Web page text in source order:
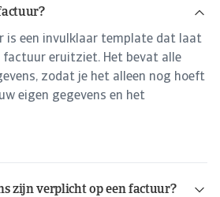
is een invulklaar template dat laat
factuur eruitziet. Het bevat alle
zodat je het alleen nog hoeft
eigen gegevens en het
zijn verplicht op een factuur?